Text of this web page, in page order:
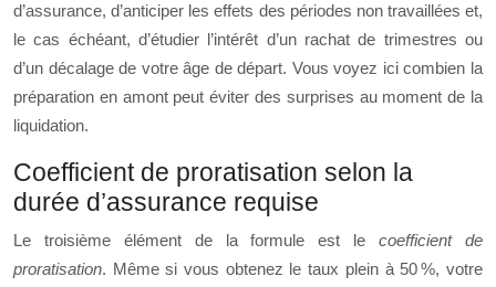
d’assurance, d’anticiper les effets des périodes non travaillées et,
le cas échéant, d’étudier l’intérêt d’un rachat de trimestres ou
d’un décalage de votre âge de départ. Vous voyez ici combien la
préparation en amont peut éviter des surprises au moment de la
liquidation.
Coefficient de proratisation selon la
durée d’assurance requise
Le troisième élément de la formule est lecoefficient de
proratisation. Même si vous obtenez le taux plein à 50 %, votre